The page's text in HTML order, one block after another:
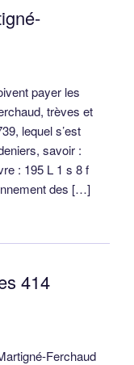
payer les
trèves et
lequel s’est
savoir :
: 195 L 1 s 8 f
des […]
414
Ferchaud